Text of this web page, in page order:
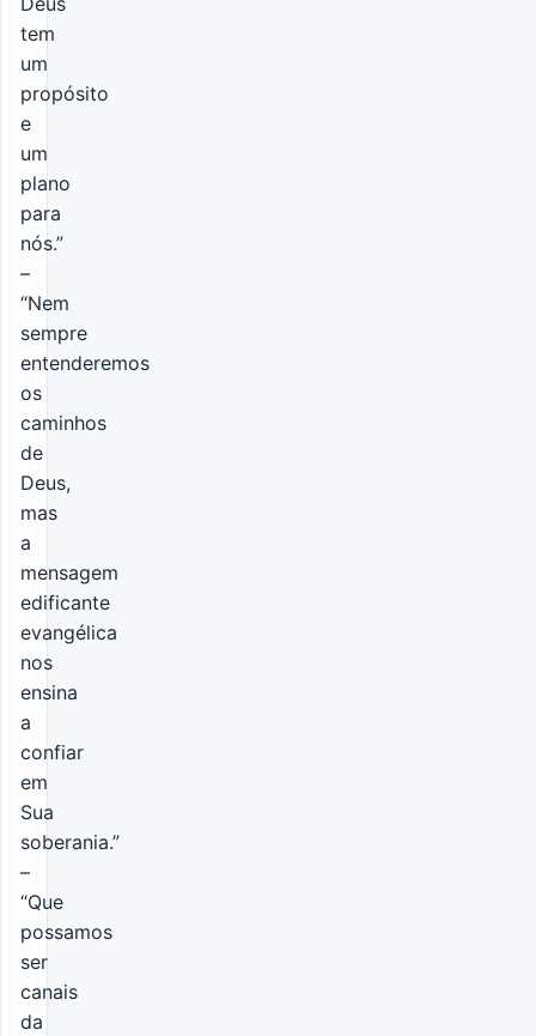
tem
um
propósito
e
um
plano
para
nós.”
–
“Nem
sempre
entenderemos
os
caminhos
de
Deus,
mas
a
mensagem
edificante
evangélica
nos
ensina
a
confiar
em
Sua
soberania.”
–
“Que
possamos
ser
canais
da